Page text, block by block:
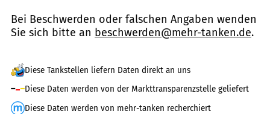
Bei Beschwerden oder falschen Angaben wenden
Sie sich bitte an beschwerden@mehr-tanken.de.
Diese Tankstellen liefern Daten direkt an uns
Diese Daten werden von der Markttransparenzstelle geliefert
Diese Daten werden von mehr-tanken recherchiert